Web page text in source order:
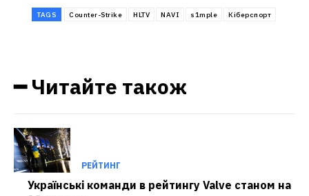
TAGS Counter-Strike HLTV NAVI s1mple Кіберспорт
━ Читайте також
РЕЙТИНГ
Українські команди в рейтингу Valve станом на